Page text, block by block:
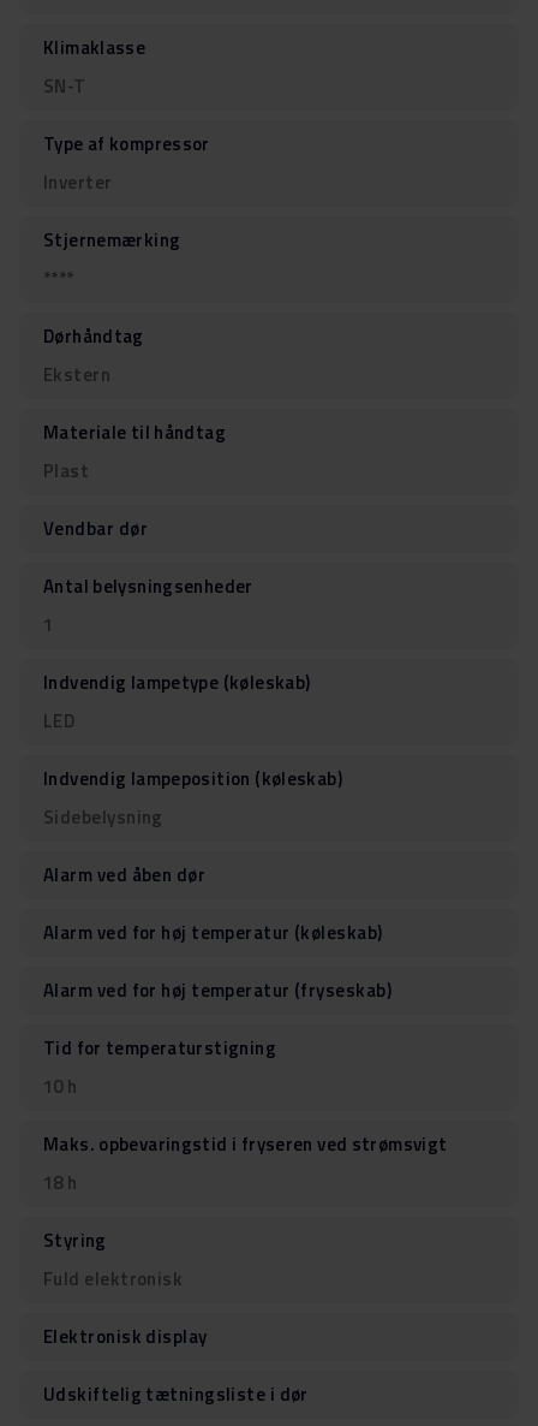
Klimaklasse
SN-T
Type af kompressor
Inverter
Stjernemærking
****
Dørhåndtag
Ekstern
Materiale til håndtag
Plast
Vendbar dør
Antal belysningsenheder
1
Indvendig lampetype (køleskab)
LED
Indvendig lampeposition (køleskab)
Sidebelysning
Alarm ved åben dør
Alarm ved for høj temperatur (køleskab)
Alarm ved for høj temperatur (fryseskab)
Tid for temperaturstigning
10 h
Maks. opbevaringstid i fryseren ved strømsvigt
18 h
Styring
Fuld elektronisk
Elektronisk display
Udskiftelig tætningsliste i dør